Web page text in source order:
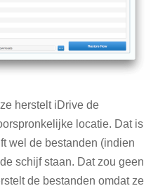
herstelt iDrive de
locatie. Dat is
wel de bestanden (indien
schijf staan. Dat zou geen
de bestanden omdat ze